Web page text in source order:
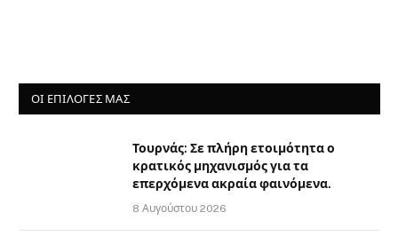
ΟΙ ΕΠΙΛΟΓΈΣ ΜΑΣ
Τουρνάς: Σε πλήρη ετοιμότητα ο
κρατικός μηχανισμός για τα
επερχόμενα ακραία φαινόμενα.
8 Αυγούστου 2026